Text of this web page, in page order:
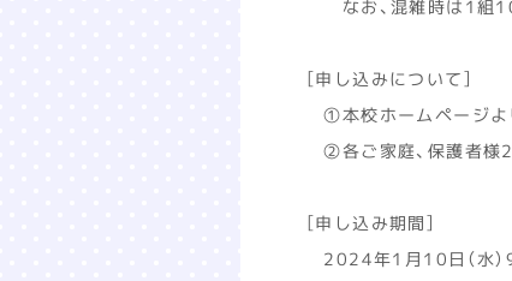
なお、混雑時は1組10
［申し込みについて］
①本校ホームページよ
②各ご家庭、保護者様
［申し込み期間］
2024年1月10日（水